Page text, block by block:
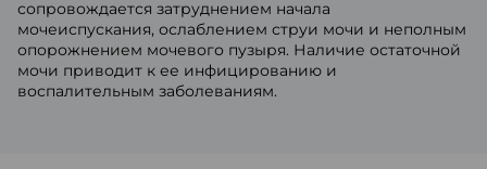
сопровождается затруднением начала
мочеиспускания, ослаблением струи мочи и неполным
опорожнением мочевого пузыря. Наличие остаточной
мочи приводит к ее инфицированию и
воспалительным заболеваниям.